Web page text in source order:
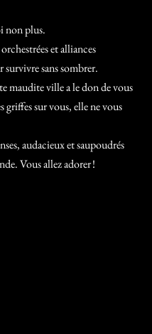
non plus.
et alliances
sans sombrer.
maudite ville a le don de vous
griffes sur vous, elle ne vous
audacieux et saupoudrés
Vous allez adorer !